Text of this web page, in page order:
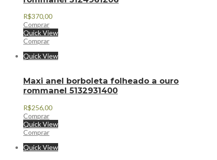
R$370,00
Comprar
Quick View
Comprar
Quick View
Maxi anel borboleta folheado a ouro
rommanel 5132931400
R$256,00
Comprar
Quick View
Comprar
Quick View